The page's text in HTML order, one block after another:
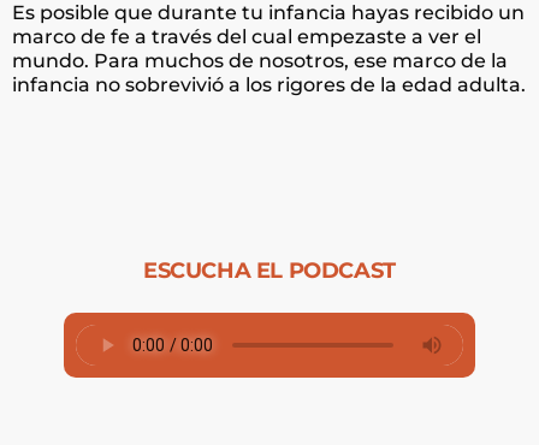
Es posible que durante tu infancia hayas recibido un
marco de fe a través del cual empezaste a ver el
mundo. Para muchos de nosotros, ese marco de la
infancia no sobrevivió a los rigores de la edad adulta.
ESCUCHA EL PODCAST